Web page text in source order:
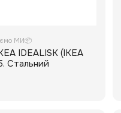
МИ📦
IDEALISK (ІКЕА
Стальний